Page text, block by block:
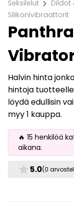
Seksilelut chevron_right Dildot
Silikonivibraattorit
Halvin hinta
hintoja
löydä edullisin
myy 1 kauppa.
🔥 15 henkilöä
aikana.
star 5.0(0